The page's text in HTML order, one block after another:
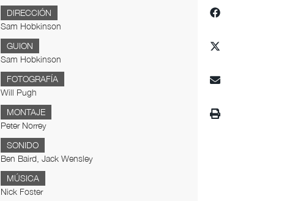
DIRECCIÓN
Sam Hobkinson
GUION
Sam Hobkinson
FOTOGRAFÍA
Will Pugh
MONTAJE
Peter Norrey
SONIDO
Ben Baird, Jack Wensley
MÚSICA
Nick Foster